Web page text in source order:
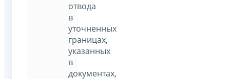
отвода
в
уточненных
границах,
указанных
в
документах,